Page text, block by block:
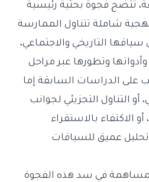
تتضح فجوة بحثية رئيسية
شاملة تتناول الممارسة
سياقها التاريخي والاجتماعي،
وتطورها عبر مراحل
على الدراسات السابقة إما
أو التناول التجزيئي لجوانب
الاكتفاء بالاستقراء
عميق للسياقات
في سد هذه الفجوة